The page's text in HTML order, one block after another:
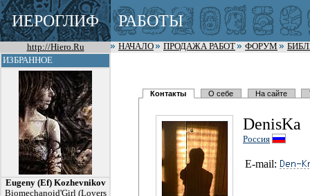
ИЕРОГЛИФ РАБОТЫ
http://Hiero.Ru НАЧАЛО ПРОДАЖА РАБОТ ФОРУМ
ИЗБРАННОЕ
Eugeny (Ef) Kozhevnikov
Biomechanoid'Girl (Lovers
Контакты О себе На сайте
DenisKa
Россия
E-mail: